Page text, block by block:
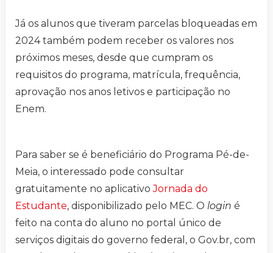
Já os alunos que tiveram parcelas bloqueadas em
2024 também podem receber os valores nos
próximos meses, desde que cumpram os
requisitos do programa, matrícula, frequência,
aprovação nos anos letivos e participação no
Enem.
Para saber se é beneficiário do Programa Pé-de-
Meia, o interessado pode consultar
gratuitamente no aplicativoJornada do
Estudante, disponibilizado pelo MEC. O login é
feito na conta do aluno no portal único de
serviços digitais do governo federal, o Gov.br, com